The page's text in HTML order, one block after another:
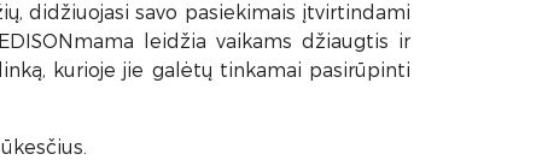
didžiuojasi savo pasiekimais įtvirtindami
leidžia vaikams džiaugtis ir
kurioje jie galėtų tinkamai pasirūpinti